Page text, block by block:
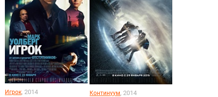
Игрок, 2014 Континуум, 2014